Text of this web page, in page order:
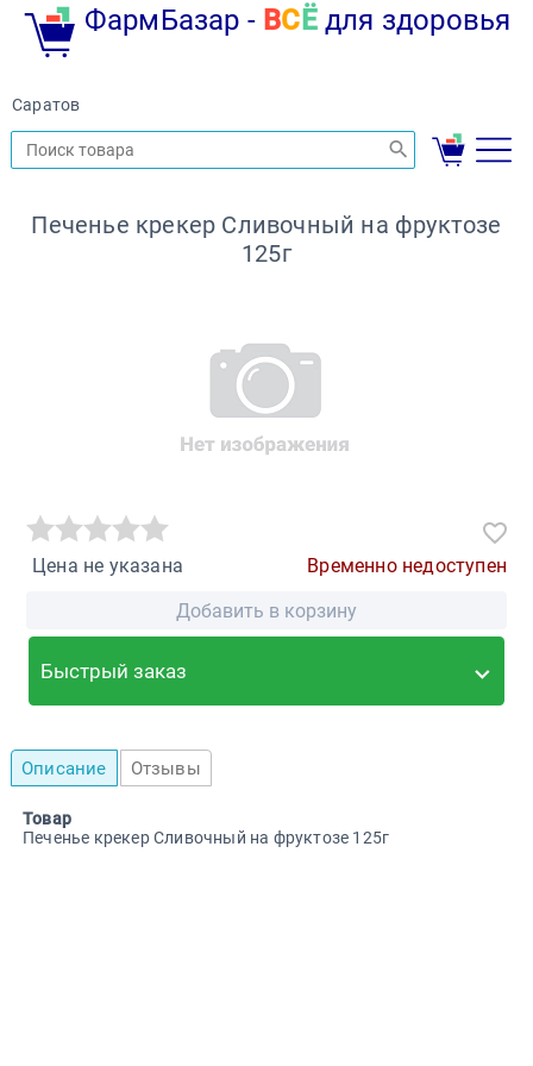
ФармБазар - ВС Ёдля здоровья
Саратов
Печенье крекер Сливочный на фруктозе
125г
Цена не указана
Временно недоступен
Добавить в корзину
Быстрый заказ
Описание Отзывы
Товар
Печенье крекер Сливочный на фруктозе 125г